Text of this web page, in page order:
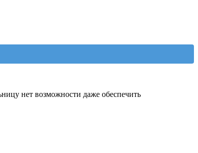
нет возможности даже обеспечить